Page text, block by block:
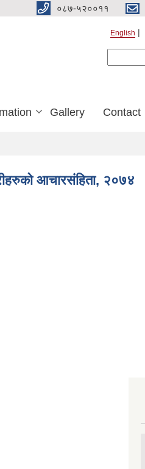
०८७-५२००११
English
Gallery Contact
आचारसंहिता, २०७४